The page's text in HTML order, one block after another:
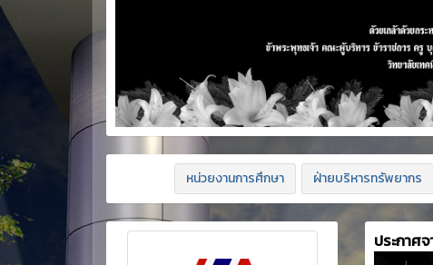
หน่วยงานการศึกษา ฝ่ายบริหารทรัพยากร
ประกาศ